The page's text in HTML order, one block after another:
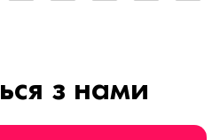
з нами